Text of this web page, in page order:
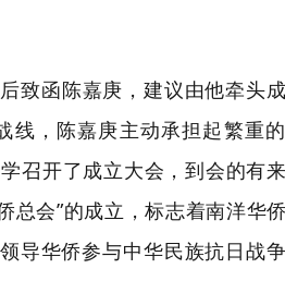
致函陈嘉庚，建议由他牵头
线，陈嘉庚主动承担起繁重
召开了成立大会，到会的有
总会”的成立，标志着南洋华
导华侨参与中华民族抗日战